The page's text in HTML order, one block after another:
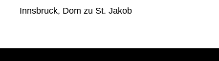
Sonate Nr. 3, op. 65
Innsbruck, Dom zu St. Jakob